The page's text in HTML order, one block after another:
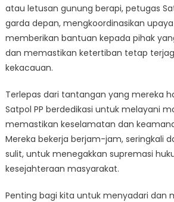
atau letusan gunung berapi, petugas
garda depan, mengkoordinasikan
memberikan bantuan kepada pihak
dan memastikan ketertiban tetap
kekacauan.
Terlepas dari tantangan yang mereka
Satpol PP berdedikasi untuk melayani
memastikan keselamatan dan
Mereka bekerja berjam-jam, seringkali
sulit, untuk menegakkan supremasi
kesejahteraan masyarakat.
Penting bagi kita untuk menyadari dan